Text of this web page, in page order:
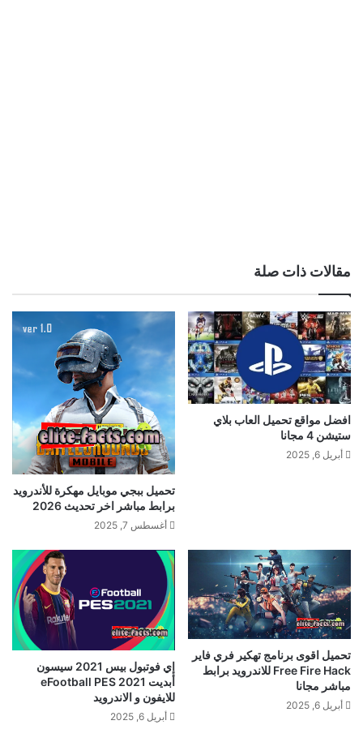
مقالات ذات صلة
افضل مواقع تحميل العاب بلاي
ستيشن 4 مجانا
أبريل 6, 2025
تحميل ببجي موبايل مهكرة للأندرويد
برابط مباشر اخر تحديث 2026
أغسطس 7, 2025
تحميل اقوى برنامج تهكير فري فاير
Free Fire Hack للاندرويد برابط
مباشر مجانا
أبريل 6, 2025
إي فوتبول بيس 2021 سيسون
أبديت eFootball PES 2021
للايفون و الاندرويد
أبريل 6, 2025